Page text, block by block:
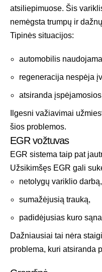
atsiliepimuose. Šis
nemėgsta trumpų ir
Tipinės situacijos:
automobilis
regeneracija nespėja
atsiranda
Ilgesni važiavimai
šios problemos.
EGR vožtuvas
EGR sistema taip pat
Užsikimšęs EGR gali
netolygų variklio darbą,
sumažėjusią trauką,
padidėjusias kuro
Dažniausiai tai nėra
problema, kuri atsiranda